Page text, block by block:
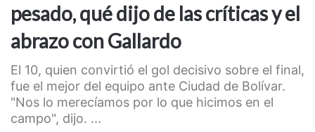
pesado, qué dijo de las críticas y el
abrazo con Gallardo
El 10, quien convirtió el gol decisivo sobre el final,
fue el mejor del equipo ante Ciudad de Bolívar.
"Nos lo merecíamos por lo que hicimos en el
campo", dijo. ...